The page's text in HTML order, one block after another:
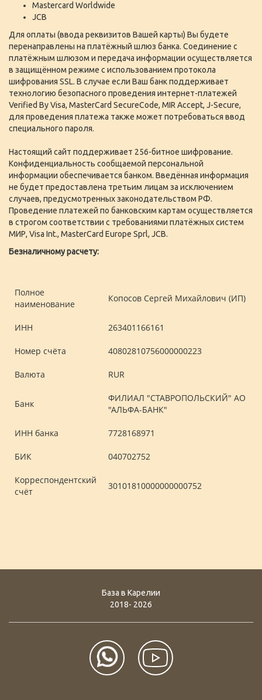
Mastercard Worldwide
JCB
Для оплаты (ввода реквизитов Вашей карты) Вы будете
перенаправлены на платёжный шлюз банка. Соединение с
платёжным шлюзом и передача информации осуществляется
в защищённом режиме с использованием протокола
шифрования SSL. В случае если Ваш банк поддерживает
технологию безопасного проведения интернет-платежей
Verified By Visa, MasterCard SecureCode, MIR Accept, J-Secure,
для проведения платежа также может потребоваться ввод
специального пароля.
Настоящий сайт поддерживает 256-битное шифрование.
Конфиденциальность сообщаемой персональной
информации обеспечивается банком. Введённая информация
не будет предоставлена третьим лицам за исключением
случаев, предусмотренных законодательством РФ.
Проведение платежей по банковским картам осуществляется
в строгом соответствии с требованиями платёжных систем
МИР, Visa Int., MasterCard Europe Sprl, JCB.
Безналичному расчету:
Полное
наименование
Копосов Сергей Михайлович (ИП)
ИНН 263401166161
Номер счёта 40802810756000000223
Валюта RUR
Банк
ФИЛИАЛ "СТАВРОПОЛЬСКИЙ" АО
"АЛЬФА-БАНК"
ИНН банка 7728168971
БИК 040702752
Корреспондентский
счёт
30101810000000000752
База в Карелии
2018- 2026